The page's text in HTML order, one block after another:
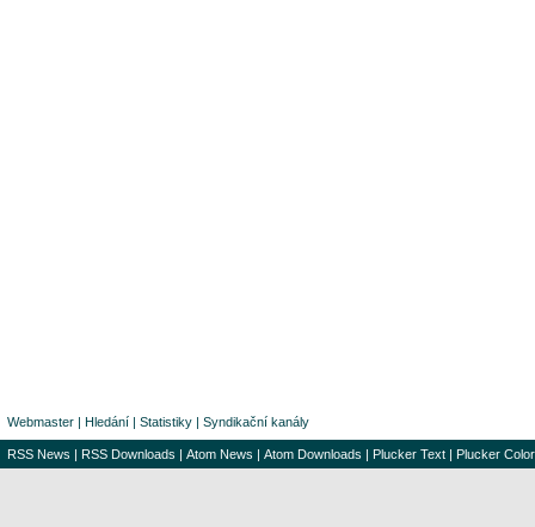
Webmaster | Hledání | Statistiky | Syndikační kanály
RSS News | RSS Downloads | Atom News | Atom Downloads | Plucker Text | Plucker Color